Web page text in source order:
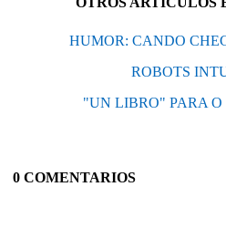
HUMOR: CANDO
ROBOTS
"UN LIBRO" PARA
0 COMENTARIOS